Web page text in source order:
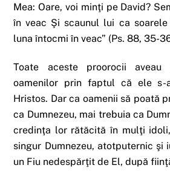
Mea: Oare, voi minţi pe David?
în veac Şi scaunul lui ca
luna întocmi în veac” (Ps. 88, 35-
Toate aceste proorocii
oamenilor prin faptul că ele s-
Hristos. Dar ca oamenii să poată
ca Dumnezeu, mai trebuia ca
credinţa lor rătăcită în mulţi
singur Dumnezeu, atotputernic şi
un Fiu nedespărţit de El, după